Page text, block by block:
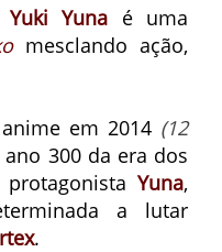
Yuki Yuna é uma
mesclando ação,
em 2014 (12
300 da era dos
protagonistaYuna,
a lutar
.